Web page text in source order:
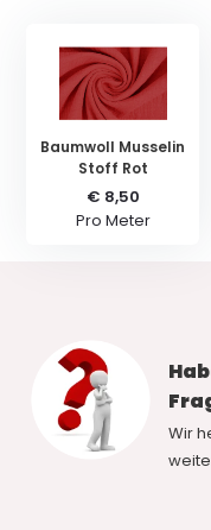
Baumwoll Musselin
Stoff Rot
€ 8,50
Pro Meter
Wir